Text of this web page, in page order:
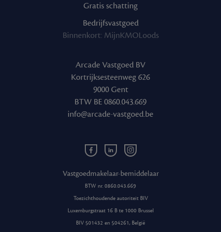
Gratis schatting
Bedrijfsvastgoed
Binnenkort: MijnKMOLoods
Arcade Vastgoed BV
Kortrijksesteenweg 626
9000 Gent
BTW BE 0860.043.669
info@arcade-vastgoed.be
Facebook
Vastgoed
Linkedin
Vastgoed
Instagram
Vastgoed
Vastgoedmakelaar-bemiddelaar
BTW nr. 0860.043.669
Toezichthoudende autoriteit BIV
Luxemburgstraat 16 B te 1000 Brussel
BIV 501432 en 504261, België